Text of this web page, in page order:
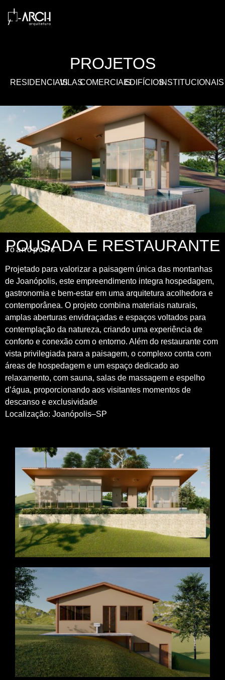
PROJETOS
RESIDENCIAISVILASCOMERCIAISEDIFÍCIOSINSTITUCIONAIS
POUSADA E RESTAURANTE
Joanópolis
Projetado para valorizar a paisagem única das montanhas
de Joanópolis, este empreendimento integra hospedagem,
gastronomia e bem-estar em uma arquitetura acolhedora e
contemporânea. O projeto combina materiais naturais,
amplas aberturas envidraçadas e espaços voltados para
contemplação da natureza, criando uma experiência de
conforto e conexão com o entorno. Além do restaurante com
vista privilegiada para a paisagem, o complexo conta com
áreas de hospedagem e um espaço dedicado ao
relaxamento, com sauna, salas de massagem e espelho
d’água, proporcionando aos visitantes momentos de
descanso e exclusividade
Localização: Joanópolis–SP